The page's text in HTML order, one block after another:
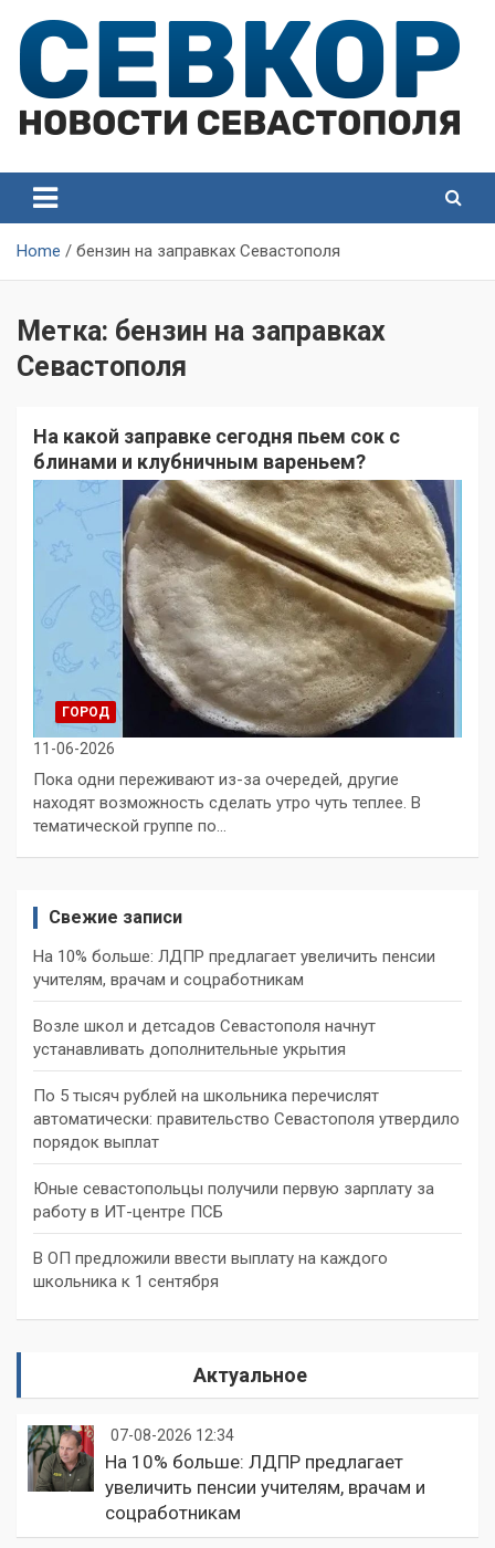
content
Севастополя
Севастополя
Home бензин на заправках Севастополя
Метка: бензин на заправках
Севастополя
На какой заправке сегодня пьем сок с
блинами и клубничным вареньем?
ГОРОД
11-06-2026
Пока одни переживают из-за очередей, другие
находят возможность сделать утро чуть теплее. В
тематической группе по…
Свежие записи
На 10% больше: ЛДПР предлагает увеличить пенсии
учителям, врачам и соцработникам
Возле школ и детсадов Севастополя начнут
устанавливать дополнительные укрытия
По 5 тысяч рублей на школьника перечислят
автоматически: правительство Севастополя утвердило
порядок выплат
Юные севастопольцы получили первую зарплату за
работу в ИТ-центре ПСБ
В ОП предложили ввести выплату на каждого
школьника к 1 сентября
Актуальное
07-08-2026 12:34
На 10% больше: ЛДПР предлагает
увеличить пенсии учителям, врачам и
соцработникам